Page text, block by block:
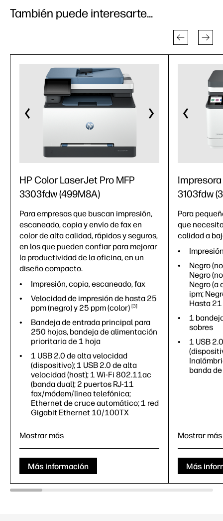
También puede interesarte...
HP Color LaserJet Pro MFP
3303fdw (499M8A)
Para empresas que buscan impresión,
escaneado, copia y envío de fax en
color de alta calidad, rápidos y seguros,
en los que pueden confiar para mejorar
la productividad de la oficina, en un
diseño compacto.
Impresión, copia, escaneado, fax
Velocidad de impresión de hasta 25
ppm (negro) y 25 ppm(color) 3
Bandeja de entrada principal para
250 hojas, bandeja de alimentación
prioritaria de 1 hoja
1 USB 2.0 de alta velocidad
(dispositivo); 1 USB 2.0 de alta
velocidad (host); 1 Wi-Fi 802.11ac
(banda dual); 2 puertos RJ-11
fax/módem/línea telefónica;
Ethernet de cruce automático; 1 red
Gigabit Ethernet 10/100TX
Mostrar más
Más información
3103fdw
Para
que
calidad a
Negro
Negro
Negro (a
ipm;
Hasta 21
1
sobres
1 USB
banda
Negro
Negro
Negro (a
Mostrar más
Más